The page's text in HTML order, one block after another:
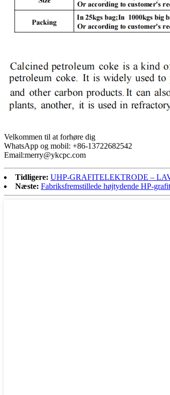
Velkommen til at forhøre dig
WhatsApp og mobil: +86-13722682542
Email:merry@ykcpc.com
Tidligere: UHP-GRAFITELEKTRODE –
Næste: Fabriksfremstillede højtydende HP-